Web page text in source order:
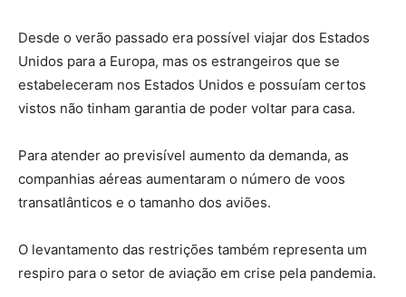
Desde o verão passado era possível viajar dos Estados
Unidos para a Europa, mas os estrangeiros que se
estabeleceram nos Estados Unidos e possuíam certos
vistos não tinham garantia de poder voltar para casa.
Para atender ao previsível aumento da demanda, as
companhias aéreas aumentaram o número de voos
transatlânticos e o tamanho dos aviões.
O levantamento das restrições também representa um
respiro para o setor de aviação em crise pela pandemia.